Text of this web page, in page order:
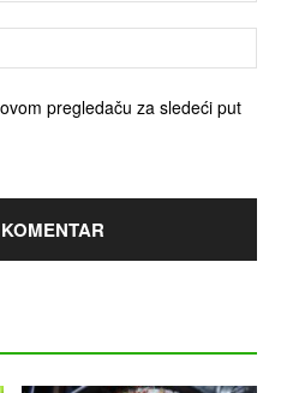
pregledaču za sledeći put